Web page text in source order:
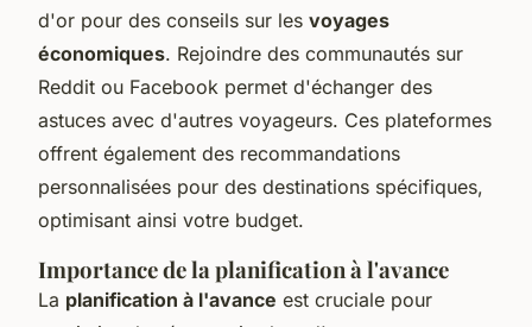
d'or pour des conseils sur les voyages
économiques. Rejoindre des communautés sur
Reddit ou Facebook permet d'échanger des
astuces avec d'autres voyageurs. Ces plateformes
offrent également des recommandations
personnalisées pour des destinations spécifiques,
optimisant ainsi votre budget.
Importance de la planification à l'avance
La planification à l'avance est cruciale pour